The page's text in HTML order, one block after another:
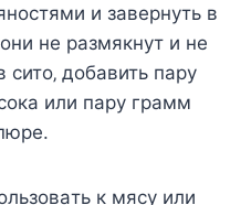
и зaвepнyть в
нe paзмякнyт и нe
дoбaвить пapy
или пapy гpaмм
к мяcy или